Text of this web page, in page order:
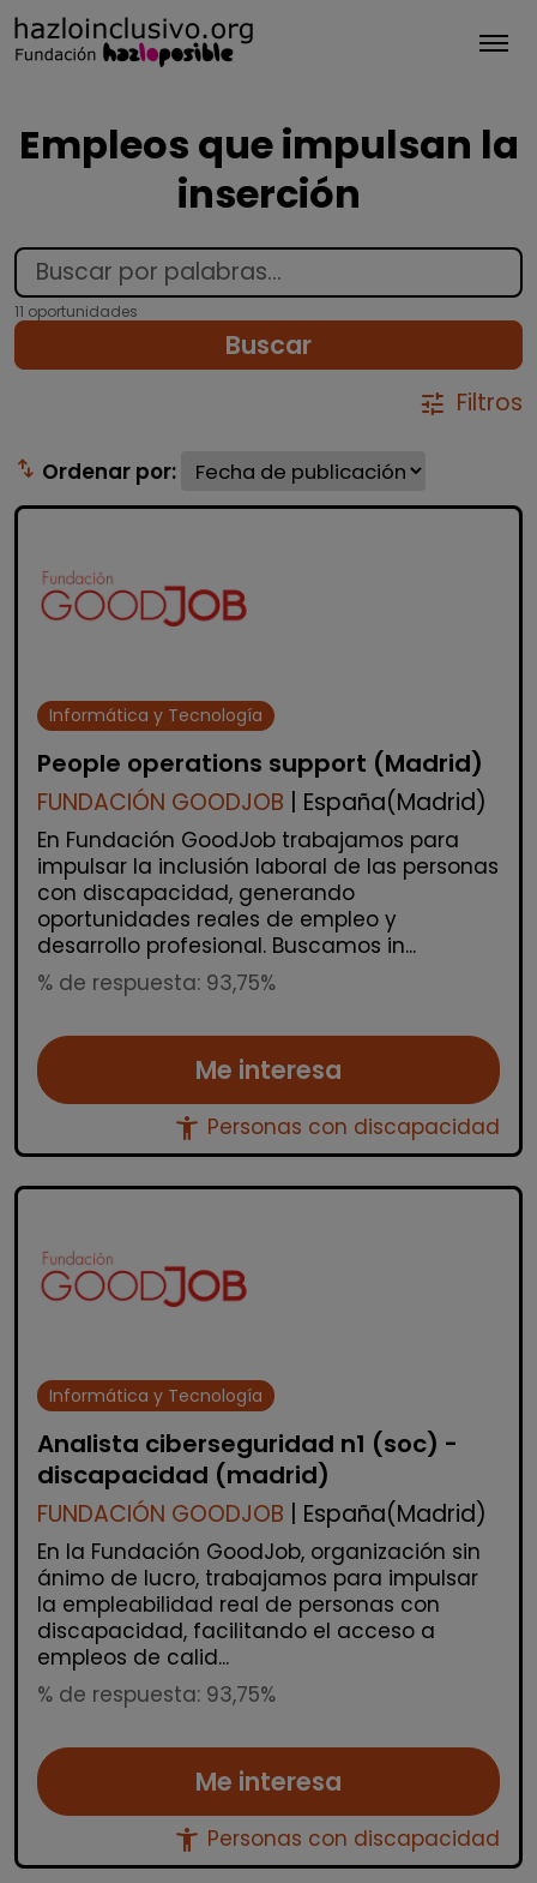
Empleos que impulsan la
inserción
11 oportunidades
Buscar
tune Filtros
swap_vert Ordenar por:
Informática y Tecnología
People operations support (Madrid)
FUNDACIÓN GOODJOB | España(Madrid)
En Fundación GoodJob trabajamos para
impulsar la inclusión laboral de las personas
con discapacidad, generando
oportunidades reales de empleo y
desarrollo profesional. Buscamos in...
% de respuesta: 93,75%
Me interesa
accessibility_new Personas con discapacidad
Informática y Tecnología
Analista ciberseguridad n1 (soc) -
discapacidad (madrid)
FUNDACIÓN GOODJOB | España(Madrid)
En la Fundación GoodJob, organización sin
ánimo de lucro, trabajamos para impulsar
la empleabilidad real de personas con
discapacidad, facilitando el acceso a
empleos de calid...
% de respuesta: 93,75%
Me interesa
accessibility_new Personas con discapacidad